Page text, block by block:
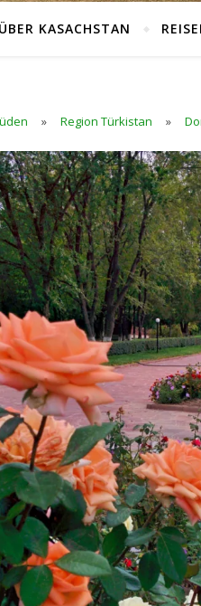
ÜBER KASACHSTAN
» Region Türkistan »